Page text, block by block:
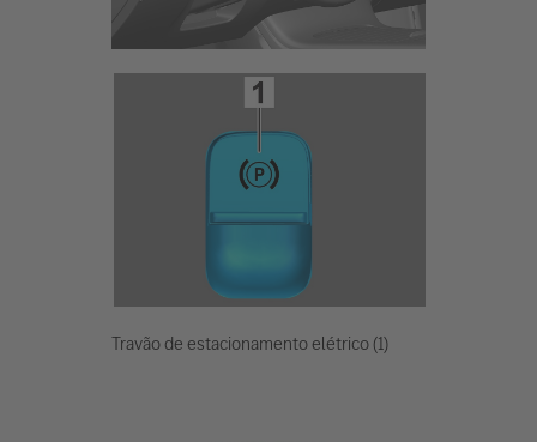
Travão de estacionamento elétrico (1)